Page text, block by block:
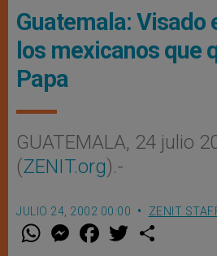
Guatemala: Visado
los mexicanos que
Papa
GUATEMALA, 24 julio
(ZENIT.org).-
JULIO 24, 2002 00:00 ZENIT
W M
e
F
a w